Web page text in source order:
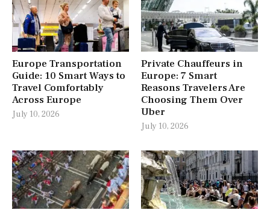
Europe Transportation
Guide: 10 Smart Ways to
Travel Comfortably
Across Europe
July 10, 2026
Private Chauffeurs in
Europe: 7 Smart
Reasons Travelers Are
Choosing Them Over
Uber
July 10, 2026